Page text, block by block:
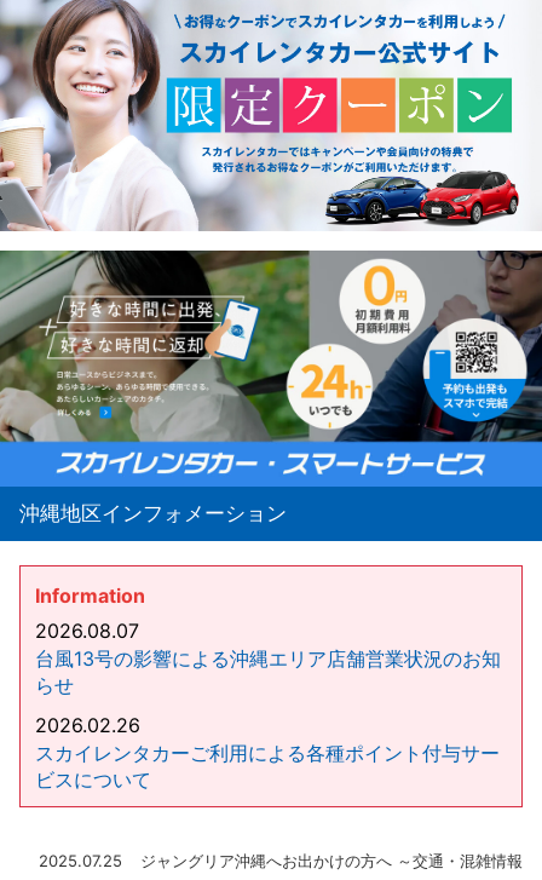
沖縄地区インフォメーション
Information
2026.08.07
台風13号の影響による沖縄エリア店舗営業状況のお知
らせ
2026.02.26
スカイレンタカーご利用による各種ポイント付与サー
ビスについて
カーナビゲーションに関する対応策について
2025.07.25 ジャングリア沖縄へお出かけの方へ ～交通・混雑情報